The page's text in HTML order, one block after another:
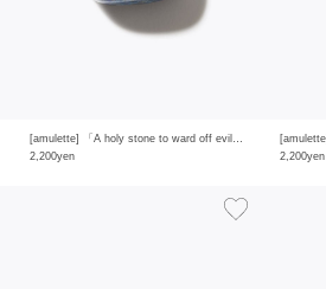
[amulette] 「A holy stone to ward off evil」 lapis lazuli
2,200yen
2,200yen